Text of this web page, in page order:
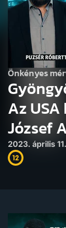
Önkényes
Az
József
2023. április